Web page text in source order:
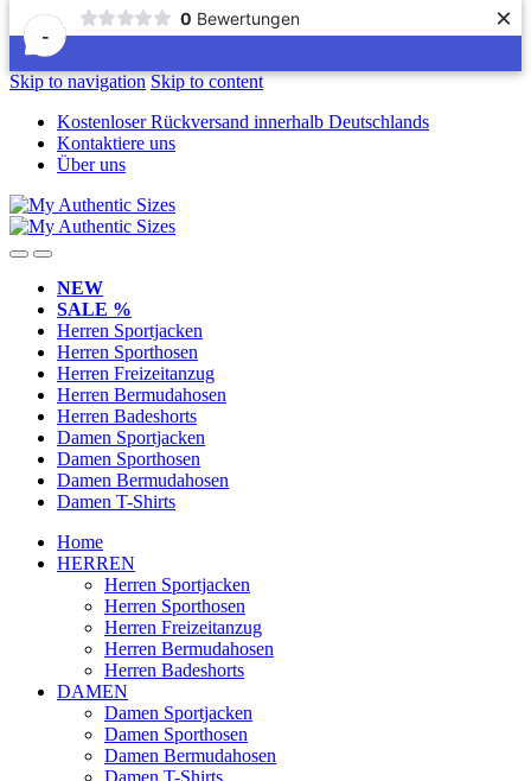
-
0 Bewertungen ×
Skip to navigation Skip to content
Kostenloser Rückversand innerhalb Deutschlands
Kontaktiere uns
Über uns
NEW
SALE %
Herren Sportjacken
Herren Sporthosen
Herren Freizeitanzug
Herren Bermudahosen
Herren Badeshorts
Damen Sportjacken
Damen Sporthosen
Damen Bermudahosen
Damen T-Shirts
Home
HERREN
Herren Sportjacken
Herren Sporthosen
Herren Freizeitanzug
Herren Bermudahosen
Herren Badeshorts
DAMEN
Damen Sportjacken
Damen Sporthosen
Damen Bermudahosen
Damen T-Shirts